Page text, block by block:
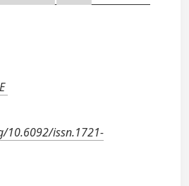
10.6092/issn.1721-